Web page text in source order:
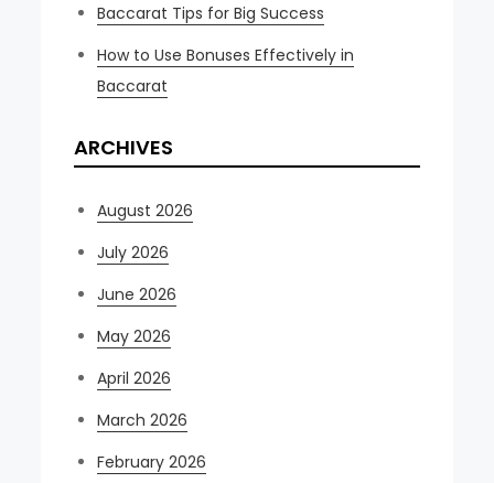
Baccarat Tips for Big Success
How to Use Bonuses Effectively in
Baccarat
ARCHIVES
August 2026
July 2026
June 2026
May 2026
April 2026
March 2026
February 2026